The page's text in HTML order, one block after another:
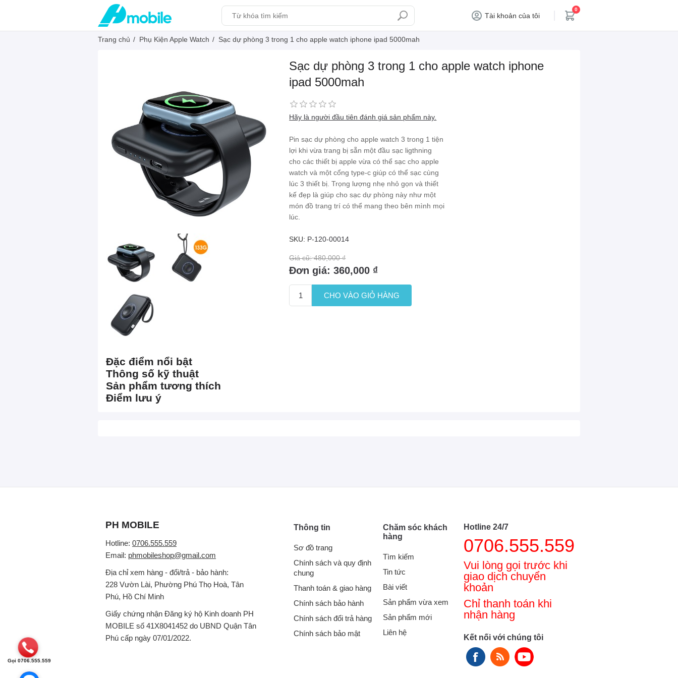
Tài khoản của tôi
0
Trang chủ / Phụ Kiện Apple Watch / Sạc dự phòng 3 trong 1 cho apple watch iphone ipad 5000mah
Sạc dự phòng 3 trong 1 cho apple watch iphone
ipad 5000mah
Hãy là người đầu tiên đánh giá sản phẩm này.
Pin sạc dự phòng cho apple watch 3 trong 1 tiện
lợi khi vừa trang bị sẵn một đầu sạc ligthning
cho các thiết bị apple vừa có thể sạc cho apple
watch và một cổng type-c giúp có thể sạc cùng
lúc 3 thiết bị. Trọng lượng nhẹ nhỏ gọn và thiết
kế đẹp là giúp cho sạc dự phòng này như một
món đồ trang trí có thể mang theo bên mình mọi
lúc.
SKU: P-120-00014
Giá cũ: 480,000 ₫
Đơn giá: 360,000 ₫
CHO VÀO GIỎ HÀNG
Đặc điểm nổi bật
Thông số kỹ thuật
Sản phẩm tương thích
Điểm lưu ý
PH MOBILE
Hotline: 0706.555.559
Email: phmobileshop@gmail.com
Địa chỉ xem hàng - đổi/trả - bảo hành:
228 Vườn Lài, Phường Phú Thọ Hoà, Tân
Phú, Hồ Chí Minh
Giấy chứng nhận Đăng ký hộ Kinh doanh PH
MOBILE số 41X8041452 do UBND Quận Tân
Phú cấp ngày 07/01/2022.
Thông tin
Sơ đồ trang
Chính sách và quy định
chung
Thanh toán & giao hàng
Chính sách bảo hành
Chính sách đổi trả hàng
Chính sách bảo mật
Chăm sóc khách
hàng
Tìm kiếm
Tin tức
Bài viết
Sản phẩm vừa xem
Sản phẩm mới
Liên hệ
Hotline 24/7
0706.555.559
Vui lòng gọi trước khi
giao dịch chuyển
khoản
Chỉ thanh toán khi
nhận hàng
Kết nối với chúng tôi
Gọi 0706.555.559